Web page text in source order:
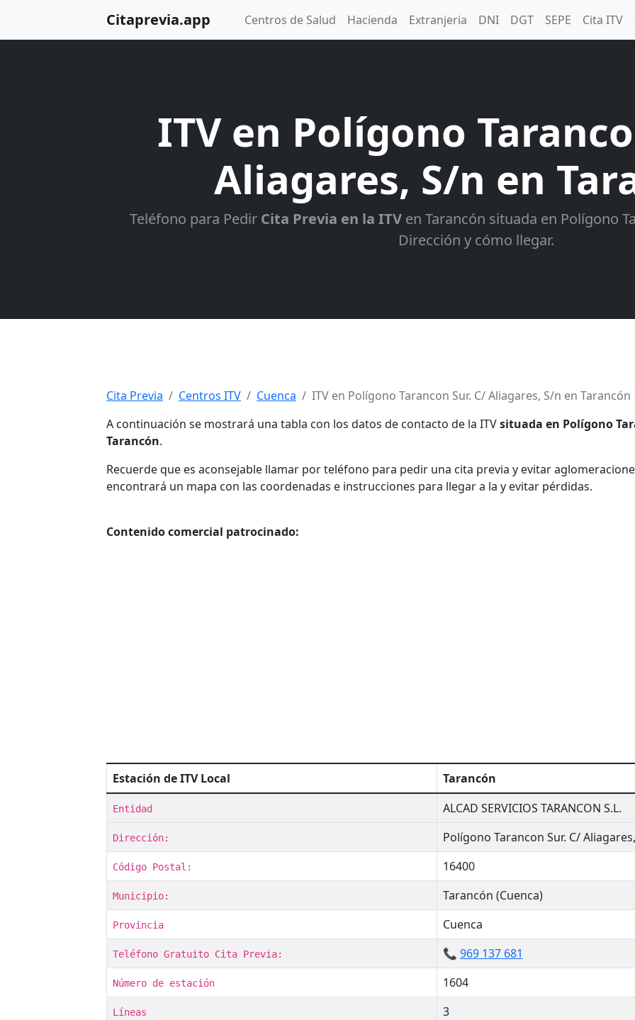
Citaprevia.app Centros de Salud Hacienda Extranjeria DNI DGT SEPE Cita ITV
ITV en Polígono
Aliagares, S/n en
Teléfono para Pedir Cita Previa en la ITV en Tarancón situada en Polígono
Dirección y cómo llegar.
Cita Previa Centros ITV Cuenca
ITV en Polígono Tarancon Sur. C/ Aliagares, S/n en Tarancón
A continuación se mostrará una tabla con los datos de contacto de la ITVsituada en Polígono
Tarancón.
Recuerde que es aconsejable llamar por teléfono para pedir una cita previa y evitar
encontrará un mapa con las coordenadas e instrucciones para llegar a la y evitar pérdidas.
Contenido comercial patrocinado:
Estación de ITV Local Tarancón
Entidad ALCAD SERVICIOS TARANCON S.L.
Dirección: Polígono Tarancon Sur. C/
Código Postal: 16400
Municipio: Tarancón (Cuenca)
Provincia Cuenca
Teléfono Gratuito Cita Previa: 📞 969 137 681
Número de estación 1604
Líneas 3